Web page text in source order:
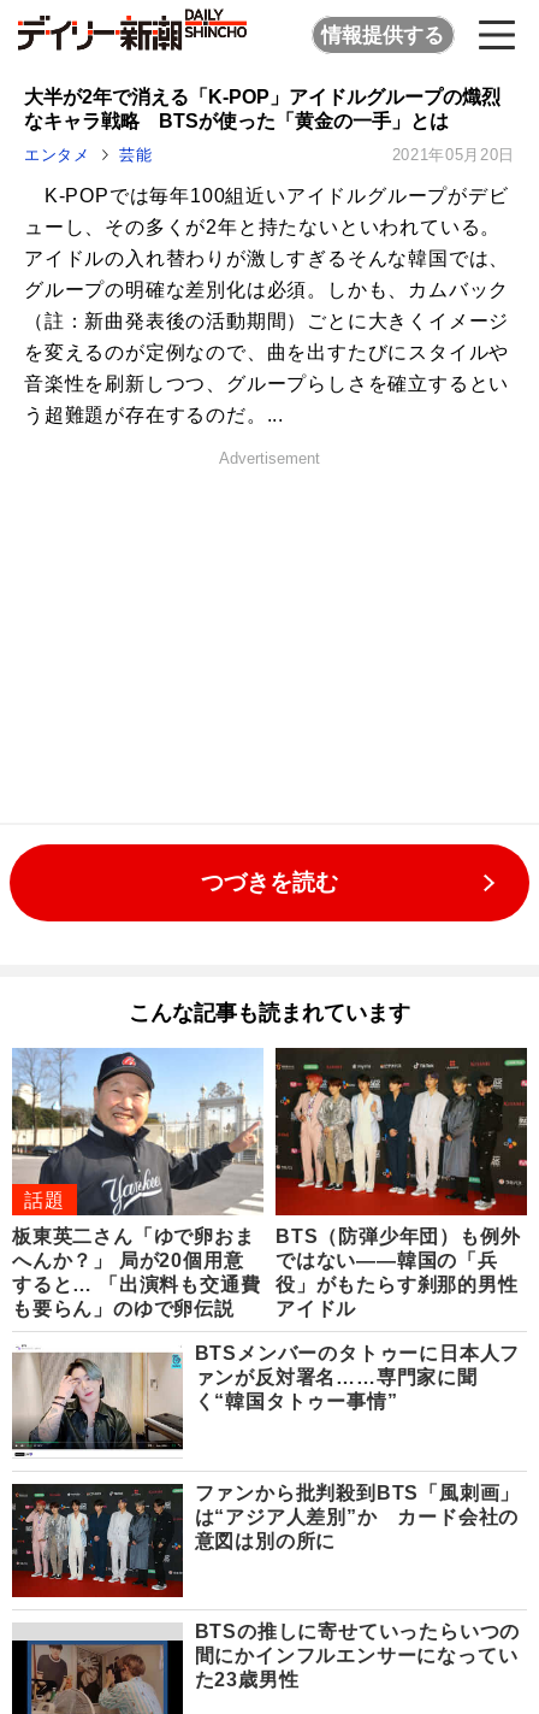
情報提供する
大半が2年で消える「K-POP」アイドルグループの熾烈
なキャラ戦略 BTSが使った「黄金の一手」とは
エンタメ 芸能 2021年05月20日
K-POPでは毎年100組近いアイドルグループがデビ
ューし、その多くが2年と持たないといわれている。
アイドルの入れ替わりが激しすぎるそんな韓国では、
グループの明確な差別化は必須。しかも、カムバック
（註：新曲発表後の活動期間）ごとに大きくイメージ
を変えるのが定例なので、曲を出すたびにスタイルや
音楽性を刷新しつつ、グループらしさを確立するとい
う超難題が存在するのだ。...
Advertisement
つづきを読む
こんな記事も読まれています
話題
板東英二さん「ゆで卵おま
へんか？」 局が20個用意
すると… 「出演料も交通費
も要らん」のゆで卵伝説
BTS（防弾少年団）も例外
ではない――韓国の「兵
役」がもたらす刹那的男性
アイドル
BTSメンバーのタトゥーに日本人フ
ァンが反対署名……専門家に聞
く“韓国タトゥー事情”
ファンから批判殺到BTS「風刺画」
は“アジア人差別”か カード会社の
意図は別の所に
BTSの推しに寄せていったらいつの
間にかインフルエンサーになってい
た23歳男性